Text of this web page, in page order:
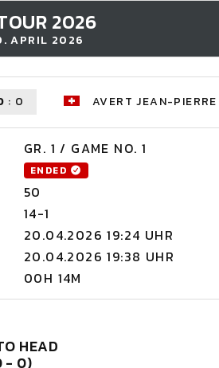
2026
APRIL 2026
: 0 AVERT JEAN-PIERRE
GR. 1 / GAME NO. 1
ENDED
50
14-1
20.04.2026 19:24 UHR
20.04.2026 19:38 UHR
00H 14M
HEAD
- 0)